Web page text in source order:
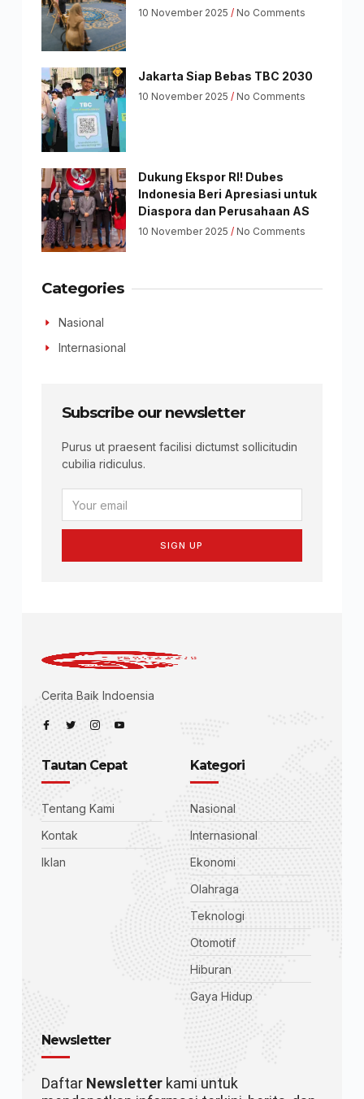
10 November 2025 No Comments
Jakarta Siap Bebas TBC 2030
10 November 2025 No Comments
Dukung Ekspor RI! Dubes
Indonesia Beri Apresiasi untuk
Diaspora dan Perusahaan AS
10 November 2025 No Comments
Categories
Nasional
Internasional
Subscribe our newsletter
Purus ut praesent facilisi dictumst sollicitudin
cubilia ridiculus.
SIGN UP
Cerita Baik Indoensia
Tautan Cepat
Tentang Kami
Kontak
Iklan
Kategori
Nasional
Internasional
Ekonomi
Olahraga
Teknologi
Otomotif
Hiburan
Gaya Hidup
Newsletter
Daftar Newsletterkami untuk